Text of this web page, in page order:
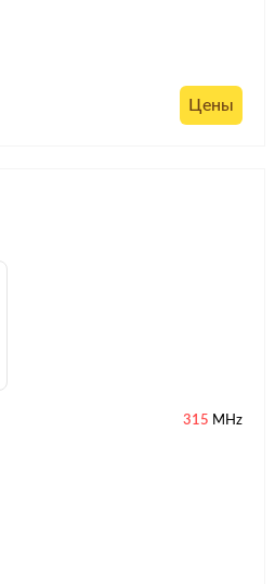
Цены
315 MHz